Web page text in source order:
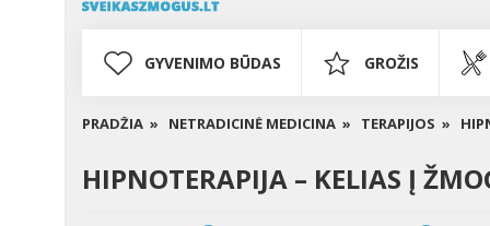
GYVENIMO BŪDAS GROŽIS
PRADŽIA » NETRADICINĖ MEDICINA » TERAPIJOS »
HIPNOTERAPIJA – KELIAS Į